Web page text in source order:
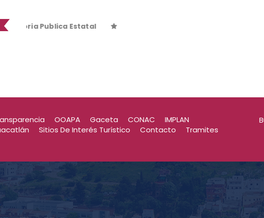
Publica Estatal
OOAPA Gaceta CONAC
IMPLAN
Sitios De Interés Turístico Contacto
Tramites